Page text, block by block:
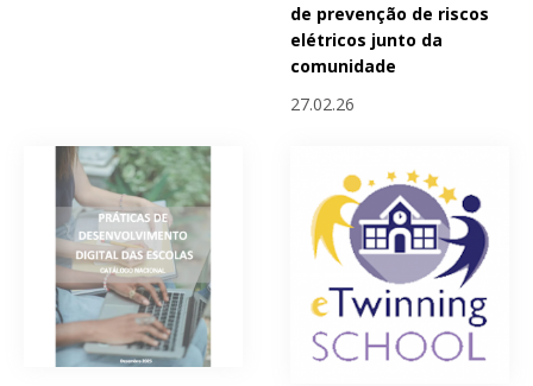
de prevenção de riscos
elétricos junto da
comunidade
27.02.26